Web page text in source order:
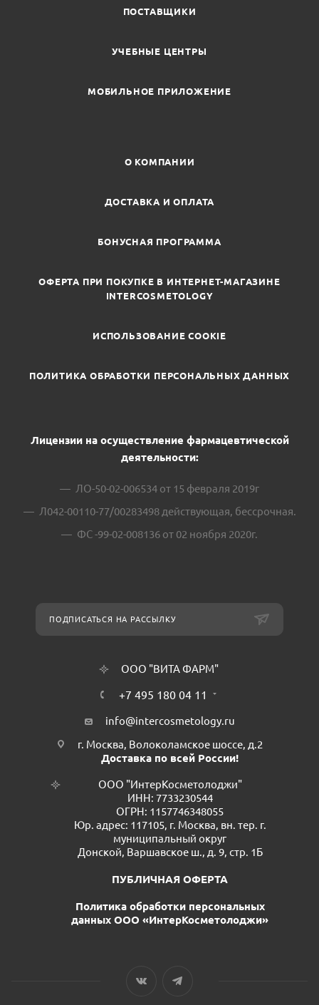
ПОСТАВЩИКИ
УЧЕБНЫЕ ЦЕНТРЫ
МОБИЛЬНОЕ ПРИЛОЖЕНИЕ
О КОМПАНИИ
ДОСТАВКА И ОПЛАТА
БОНУСНАЯ ПРОГРАММА
ОФЕРТА ПРИ ПОКУПКЕ В ИНТЕРНЕТ-МАГАЗИНЕ
INTERCOSMETOLOGY
ИСПОЛЬЗОВАНИЕ COOKIE
ПОЛИТИКА ОБРАБОТКИ ПЕРСОНАЛЬНЫХ ДАННЫХ
Лицензии на осуществление фармацевтической
деятельности:
ЛО-50-02-006534 от 15 февраля 2019г
Л042-00110-77/00283498 действующая, бессрочная.
ФС -99-02-008136 от 02 ноября 2020г.
ПОДПИСАТЬСЯ НА РАССЫЛКУ
ООО "ВИТА ФАРМ"
+7 495 180 04 11
info@intercosmetology.ru
г. Москва, Волоколамское шоссе, д.2
Доставка по всей России!
ООО "ИнтерКосметолоджи"
ИНН: 7733230544
ОГРН: 1157746348055
Юр. адрес: 117105, г. Москва, вн. тер. г.
муниципальный округ
Донской, Варшавское ш., д. 9, стр. 1Б
ПУБЛИЧНАЯ ОФЕРТА
Политика обработки персональных
данных ООО «ИнтерКосметолоджи»